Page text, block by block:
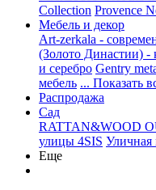
Collection Provence
Мебель и декор
Art-zerkala -
(Золото Династии) -
и серебро Gentry
мебель ... Показать
Распродажа
Сад
RATTAN&WOOD
улицы 4SIS Уличная
Еще